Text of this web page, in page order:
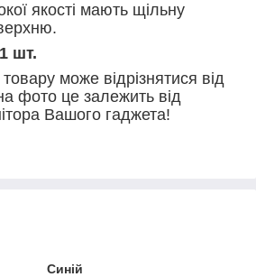
якості мають щільну
шт.
товару може відрізнятися від
фото це залежить від
Вашого гаджета!
Синій